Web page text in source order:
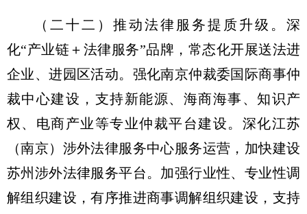
（二十二）推动法律服务提质升级。 深
化“产业链＋法律服务”品牌，常态化开展送法进
企业、进园区活动。强化南京仲裁委国际商事仲
裁中心建设，支持新能源、海商海事、知识产
权、电商产业等专业仲裁平台建设。深化江苏
（南京）涉外法律服务中心服务运营，加快建设
苏州涉外法律服务平台。加强行业性、专业性调
解组织建设，有序推进商事调解组织建设，支持